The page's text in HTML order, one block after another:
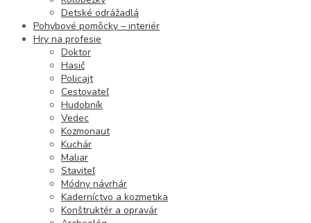
Detské odrážadlá
Pohybové pomôcky – interiér
Hry na profesie
Doktor
Hasič
Policajt
Cestovateľ
Hudobník
Vedec
Kozmonaut
Kuchár
Maliar
Staviteľ
Módny návrhár
Kaderníctvo a kozmetika
Konštruktér a opravár